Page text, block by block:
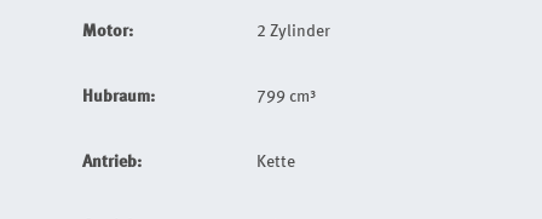
Motor: 2 Zylinder
Hubraum: 799 cm³
Antrieb: Kette